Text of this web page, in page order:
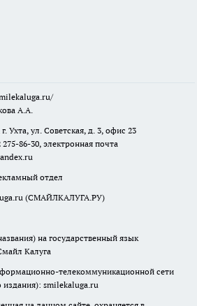
А.А.
Ухта, ул. Советская, д. 3, офис 23
86-30, электронная почта
отдел
(СМАЙЛКАЛУГА.РУ)
на государственный язык
Калуга
телекоммуникационной сети
издания): smilekaluga.ru